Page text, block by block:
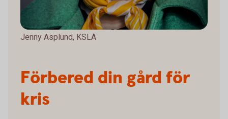
Förbered din gård för
kris
Jenny Asplund, KSLA